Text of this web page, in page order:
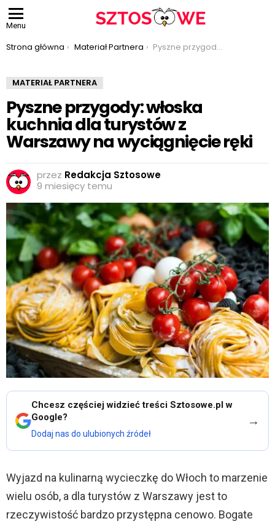
Menu
Jesteś tutaj:
Strona główna Materiał Partnera Pyszne przygody: włoska kuchnia dla turystów z Warszawy na wyciągnięcie ręki
MATERIAŁ PARTNERA
Pyszne przygody: włoska
kuchnia dla turystów z
Warszawy na wyciągnięcie ręki
przez Redakcja Sztosowe
9 miesięcy temu
Chcesz częściej widzieć treści Sztosowe.pl w
Google?
Dodaj nas do ulubionych źródeł
→
Wyjazd na kulinarną wycieczkę do Włoch to marzenie
wielu osób, a dla turystów z Warszawy jest to
rzeczywistość bardzo przystępna cenowo. Bogate